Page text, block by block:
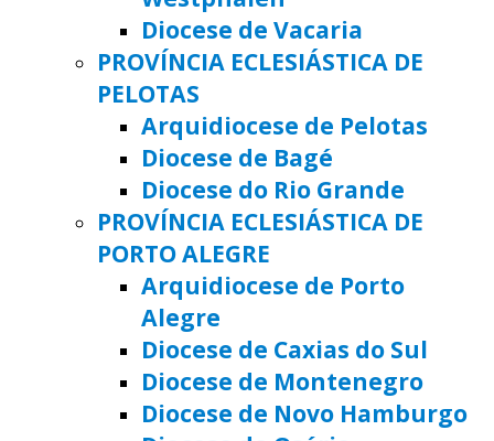
Diocese de Vacaria
PROVÍNCIA ECLESIÁSTICA DE
PELOTAS
Arquidiocese de Pelotas
Diocese de Bagé
Diocese do Rio Grande
PROVÍNCIA ECLESIÁSTICA DE
PORTO ALEGRE
Arquidiocese de Porto
Alegre
Diocese de Caxias do Sul
Diocese de Montenegro
Diocese de Novo Hamburgo